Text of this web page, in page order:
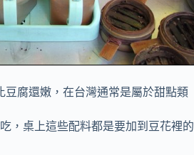
豆腐還嫩，在台灣通常是屬於甜點類
，桌上這些配料都是要加到豆花裡的